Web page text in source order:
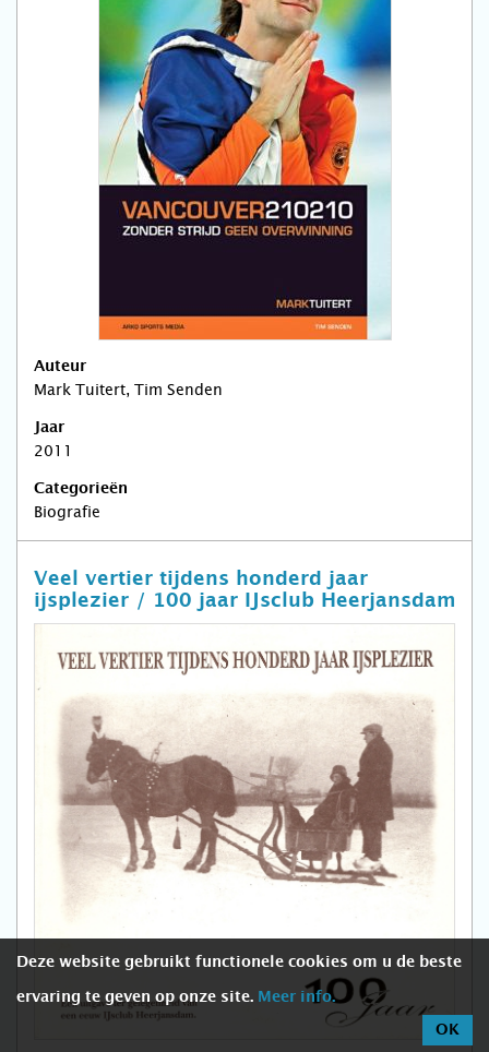
Auteur
Mark Tuitert, Tim Senden
Jaar
2011
Categorieën
Biografie
Veel vertier tijdens honderd jaar
ijsplezier / 100 jaar IJsclub Heerjansdam
Deze website gebruikt functionele cookies om u de beste
ervaring te geven op onze site. Meer info.
OK